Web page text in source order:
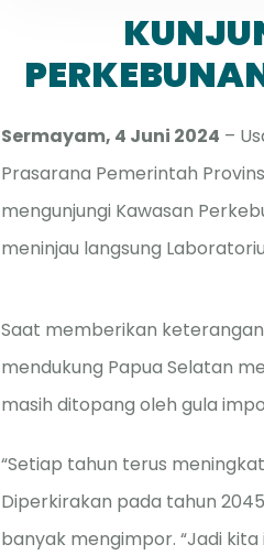
Sermayam, 4 Juni 2024 –
Prasarana Pemerintah
mengunjungi Kawasan
meninjau langsung
Saat memberikan
mendukung Papua Selatan
masih ditopang oleh gula
“Setiap tahun terus
Diperkirakan pada tahun
banyak mengimpor. “Jadi